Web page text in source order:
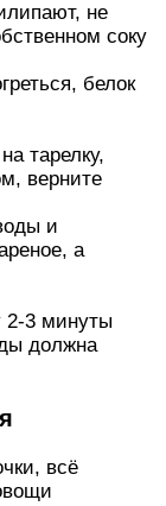
не
соку
белок
тарелку,
верните
и
а
2-3 минуты
должна
всё